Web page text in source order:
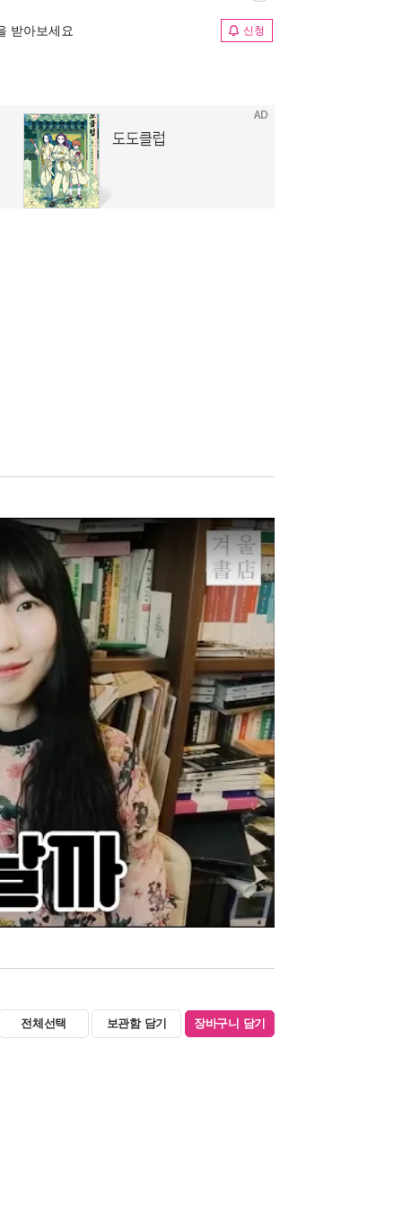
받아보세요 신청
전체선택 보관함 담기 장바구니 담기